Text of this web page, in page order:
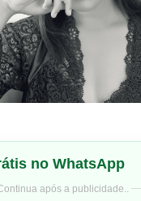
no WhatsApp
após a publicidade..